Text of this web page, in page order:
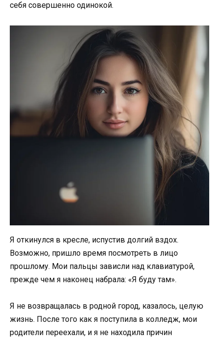
себя совершенно одинокой.
Я откинулся в кресле, испустив долгий вздох.
Возможно, пришло время посмотреть в лицо
прошлому. Мои пальцы зависли над клавиатурой,
прежде чем я наконец набрала: «Я буду там».
Я не возвращалась в родной город, казалось, целую
жизнь. После того как я поступила в колледж, мои
родители переехали, и я не находила причин